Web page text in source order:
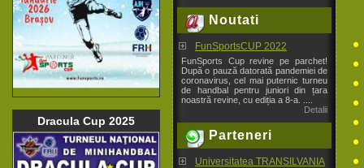
Dracula Cup 2025
Noutati
FunSportsCUP 2022
FunSports Cup revine pe parchet!
După o pauză datorată pandemiei de
coronavirus, cel mai puternic turneu
de handbal pentru juniori din țara
noastră revine, cu ediția a 8-a. ....
Detalii
Parteneri
Universitatea TRANSILVANIA